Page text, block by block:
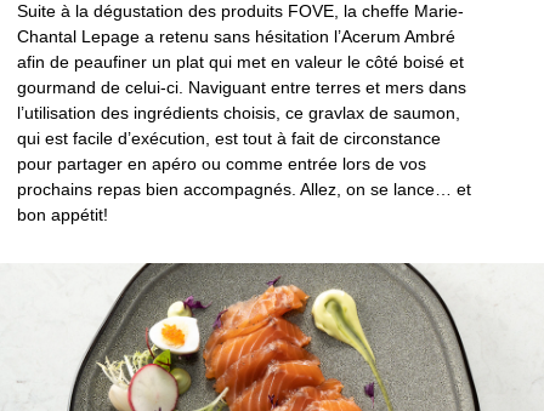
Suite à la dégustation des produits FOVE, la cheffe Marie-
Chantal Lepage a retenu sans hésitation l’Acerum Ambré
afin de peaufiner un plat qui met en valeur le côté boisé et
gourmand de celui-ci. Naviguant entre terres et mers dans
l’utilisation des ingrédients choisis, ce gravlax de saumon,
qui est facile d’exécution, est tout à fait de circonstance
pour partager en apéro ou comme entrée lors de vos
prochains repas bien accompagnés. Allez, on se lance… et
bon appétit!